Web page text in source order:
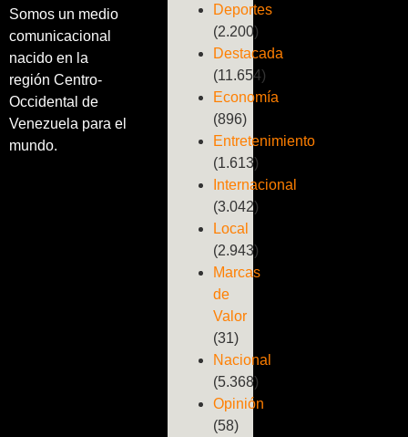
Somos un medio
comunicacional
nacido en la
región Centro-
Occidental de
Venezuela para el
mundo.
Deportes
(2.200)
Destacada
(11.654)
Economía
(896)
Entretenimiento
(1.613)
Internacional
(3.042)
Local
(2.943)
Marcas
de
Valor
(31)
Nacional
(5.368)
Opinión
(58)